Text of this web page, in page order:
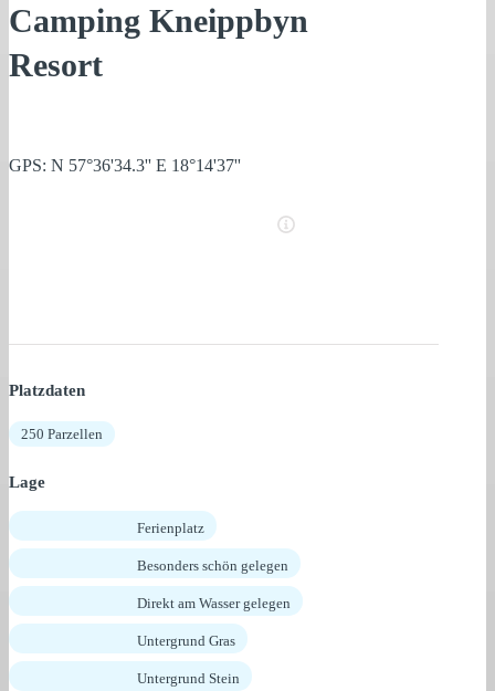
Camping Kneippbyn
Resort
GPS: N 57°36'34.3'' E 18°14'37''
Platzdaten
250 Parzellen
Lage
Ferienplatz
Besonders schön gelegen
Direkt am Wasser gelegen
Untergrund Gras
Untergrund Stein